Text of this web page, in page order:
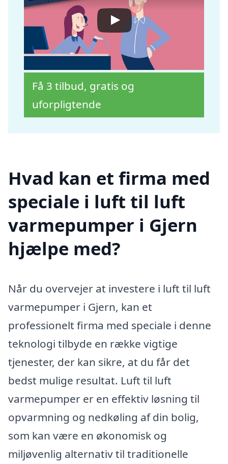
Få 3 tilbud, gratis og
uforpligtende
Hvad kan et firma med
speciale i luft til luft
varmepumper i Gjern
hjælpe med?
Når du overvejer at investere i luft til luft
varmepumper i Gjern, kan et
professionelt firma med speciale i denne
teknologi tilbyde en række vigtige
tjenester, der kan sikre, at du får det
bedst mulige resultat. Luft til luft
varmepumper er en effektiv løsning til
opvarmning og nedkøling af din bolig,
som kan være en økonomisk og
miljøvenlig alternativ til traditionelle